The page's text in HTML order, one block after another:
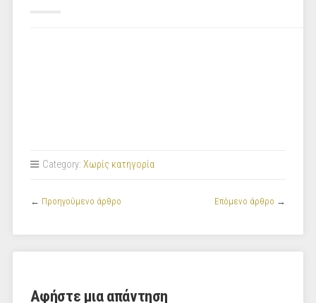
Category: Χωρίς κατηγορία
← Προηγούμενο άρθρο Επόμενο άρθρο →
Αφήστε μια απάντηση